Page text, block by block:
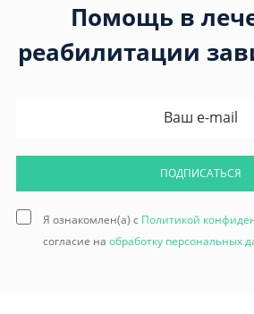
Помощь в
реабилитации
ПОДПИСАТЬСЯ
Я ознакомлен(а) с Политикой
согласие на обработку персональных